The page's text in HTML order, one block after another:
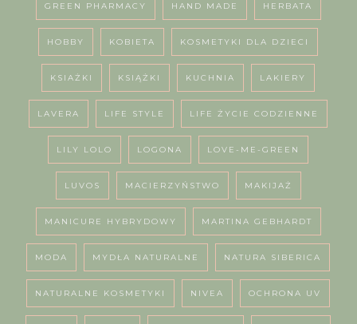
GREEN PHARMACY HAND MADE HERBATA
HOBBY KOBIETA KOSMETYKI DLA DZIECI
KSIAŻKI KSIĄŻKI KUCHNIA LAKIERY
LAVERA LIFE STYLE LIFE ŻYCIE CODZIENNE
LILY LOLO LOGONA LOVE-ME-GREEN
LUVOS MACIERZYŃSTWO MAKIJAŻ
MANICURE HYBRYDOWY MARTINA GEBHARDT
MODA MYDŁA NATURALNE NATURA SIBERICA
NATURALNE KOSMETYKI NIVEA OCHRONA UV